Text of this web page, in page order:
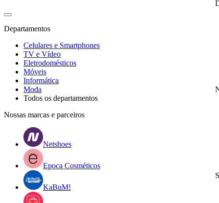
Departamentos
Celulares e Smartphones
TV e Vídeo
Eletrodomésticos
Móveis
Informática
Moda
Todos os departamentos
Nossas marcas e parceiros
Netshoes
Epoca Cosméticos
KaBuM!